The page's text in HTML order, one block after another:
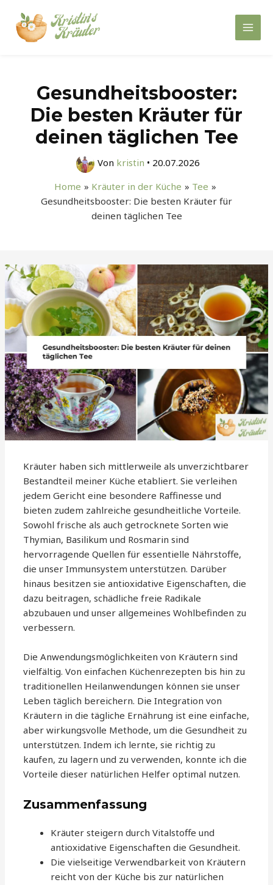
Inhalt
springen
Main
Gesundheitsbooster:
Die besten Kräuter für
deinen täglichen Tee
Von kristin • 20.07.2026
Home
Kräuter in der Küche
Tee
Gesundheitsbooster: Die besten Kräuter für
deinen täglichen Tee
Kräuter haben sich mittlerweile als unverzichtbarer
Bestandteil meiner Küche etabliert. Sie verleihen
jedem Gericht eine besondere Raffinesse und
bieten zudem zahlreiche gesundheitliche Vorteile.
Sowohl frische als auch getrocknete Sorten wie
Thymian, Basilikum und Rosmarin sind
hervorragende Quellen für essentielle Nährstoffe,
die unser Immunsystem unterstützen. Darüber
hinaus besitzen sie antioxidative Eigenschaften, die
dazu beitragen, schädliche freie Radikale
abzubauen und unser allgemeines Wohlbefinden zu
verbessern.
Die Anwendungsmöglichkeiten von Kräutern sind
vielfältig. Von einfachen Küchenrezepten bis hin zu
traditionellen Heilanwendungen können sie unser
Leben täglich bereichern. Die Integration von
Kräutern in die tägliche Ernährung ist eine einfache,
aber wirkungsvolle Methode, um die Gesundheit zu
unterstützen. Indem ich lernte, sie richtig zu
kaufen, zu lagern und zu verwenden, konnte ich die
Vorteile dieser natürlichen Helfer optimal nutzen.
Zusammenfassung
Kräuter steigern durch Vitalstoffe und
antioxidative Eigenschaften die Gesundheit.
Die vielseitige Verwendbarkeit von Kräutern
reicht von der Küche bis zur natürlichen